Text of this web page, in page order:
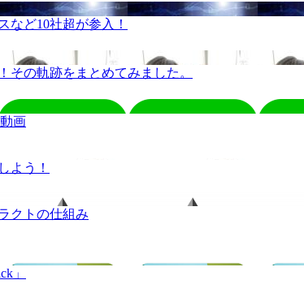
など10社超が参入！
の軌跡をまとめてみました。
画
よう！
クトの仕組み
」